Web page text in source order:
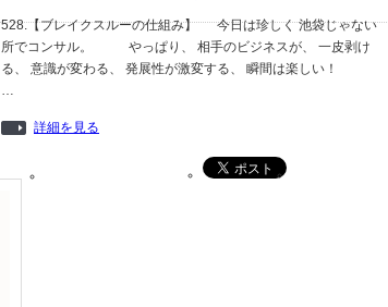
528.【ブレイクスルーの仕組み】 今日は珍しく 池袋じゃない
所でコンサル。 やっぱり、 相手のビジネスが、 一皮剥け
る、 意識が変わる、 発展性が激変する、 瞬間は楽しい！
…
詳細を見る